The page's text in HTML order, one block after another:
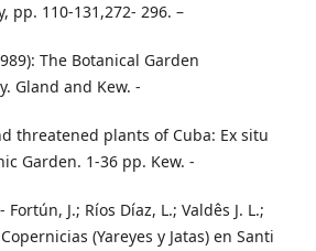
pp. 110-131,272- 296. –
The Botanical Garden
Gland and Kew. -
threatened plants of Cuba: Ex situ
Garden. 1-36 pp. Kew. -
J.; Ríos Díaz, L.; Valdês J. L.;
(Yareyes y Jatas) en Santi